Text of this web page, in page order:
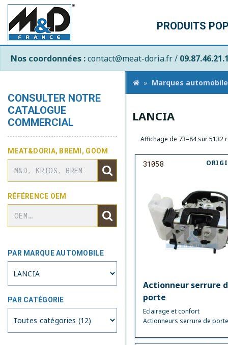
PRODUITS
Nos coordonnées :contact@meat-doria.fr /
CONSULTER NOTRE
CATALOGUE
COMMERCIAL
MEAT&DORIA, BREMI, GOOM
RÉFÉRENCE OEM
PAR MARQUE AUTOMOBILE
PAR CATÉGORIE
Marques
LANCIA
Affichage de 73–84 sur 5132
31058
Actionneur serrure
porte
Eclairage et confort
Actionneurs serrure de porte